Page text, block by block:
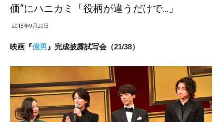
価”にハニカミ「役柄が違うだけで…」
2018年9月20日
映画『億男 』完成披露試写会（21/38）